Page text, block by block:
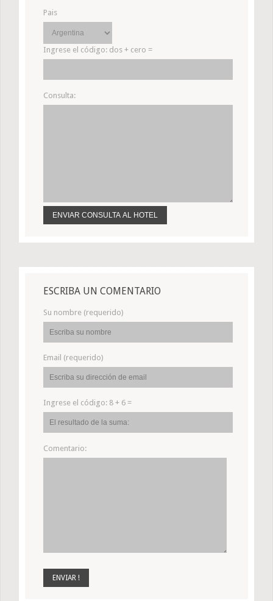
Pais
Ingrese el código: dos + cero =
Consulta:
ESCRIBA UN COMENTARIO
Su nombre (requerido)
Email (requerido)
Ingrese el código: 8 + 6 =
Comentario: